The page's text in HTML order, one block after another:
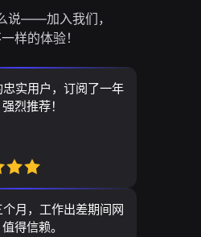
说——加入我们，
样的体验！
实用户，订阅了一年
烈推荐！
月，工作出差期间网
得信赖。